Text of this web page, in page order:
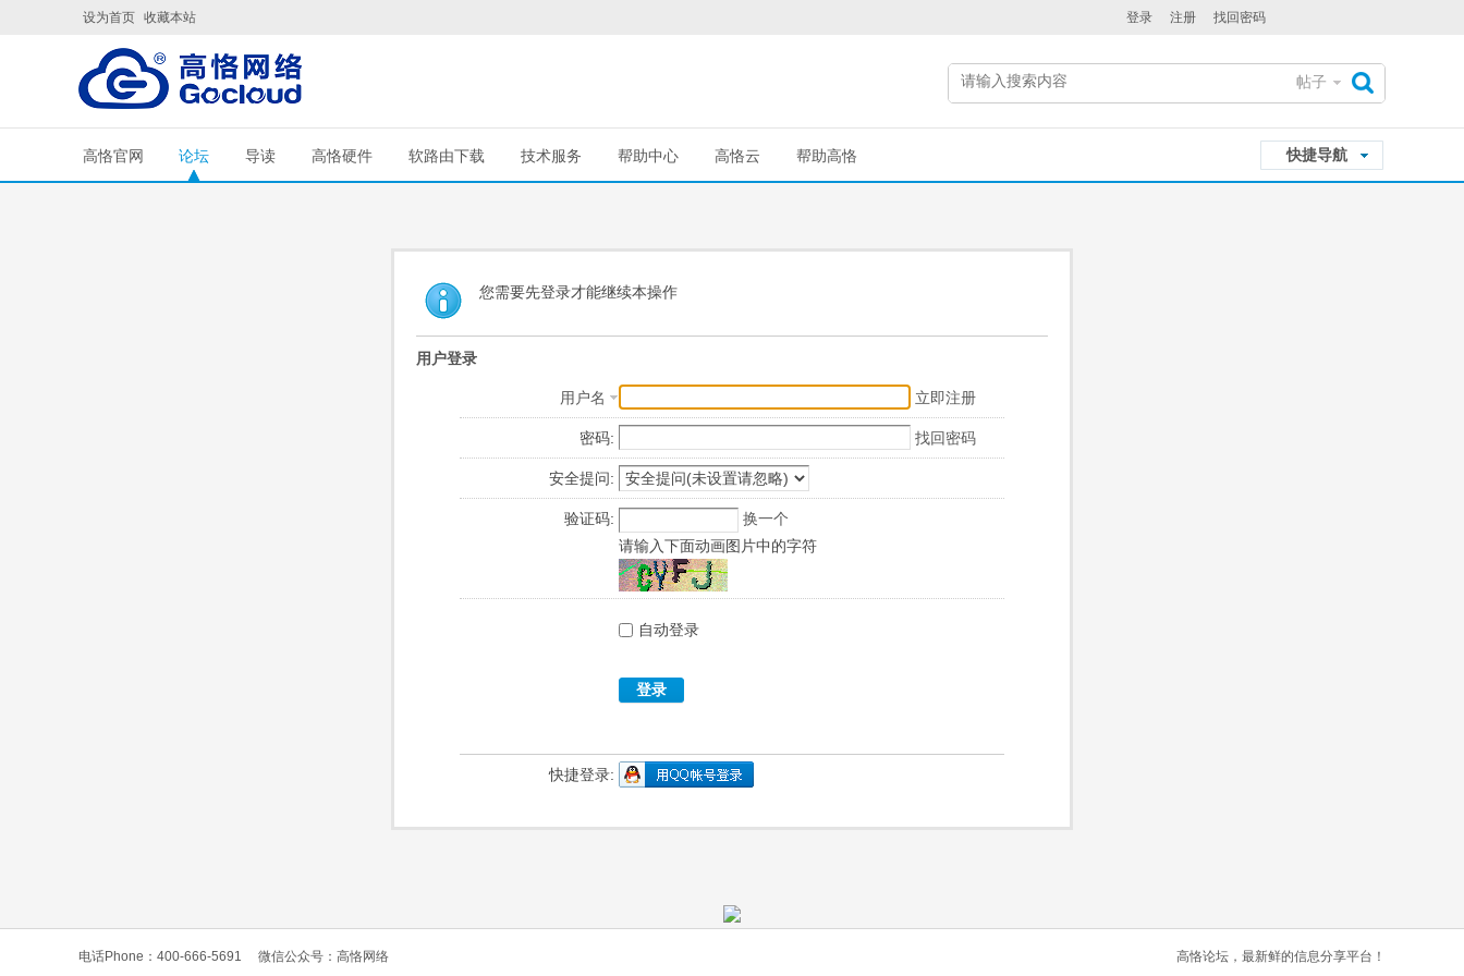
设为首页 收藏本站 登录 注册 找回密码
帖子
快捷导航
高恪官网 论坛 导读 高恪硬件 软路由下载 技术服务 帮助中心 高恪云 帮助高恪
您需要先登录才能继续本操作
用户登录
用户名 立即注册
密码: 找回密码
安全提问:
验证码:
换一个
请输入下面动画图片中的字符
自动登录
登录
快捷登录:
电话Phone：400-666-5691 微信公众号：高恪网络 高恪论坛，最新鲜的信息分享平台！